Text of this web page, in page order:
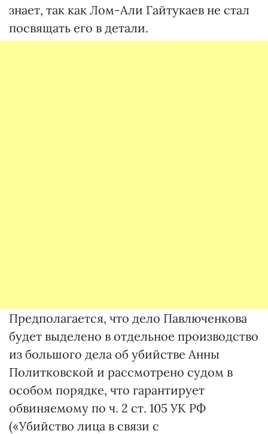
знает, так как Лом-Али Гайтукаев не стал
посвящать его в детали.
Предполагается, что дело Павлюченкова
будет выделено в отдельное производство
из большого дела об убийстве Анны
Политковской и рассмотрено судом в
особом порядке, что гарантирует
обвиняемому по ч. 2 ст. 105 УК РФ
(«Убийство лица в связи с